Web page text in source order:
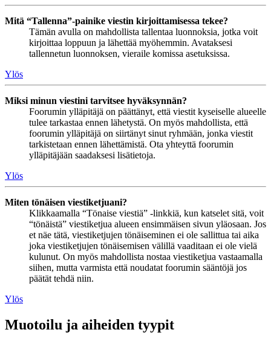
Mitä “Tallenna”-painike viestin kirjoittamisessa tekee?
Tämän avulla on mahdollista tallentaa luonnoksia, jotka voit
kirjoittaa loppuun ja lähettää myöhemmin. Avataksesi
tallennetun luonnoksen, vieraile komissa asetuksissa.
Ylös
Miksi minun viestini tarvitsee hyväksynnän?
Foorumin ylläpitäjä on päättänyt, että viestit kyseiselle alueelle
tulee tarkastaa ennen lähetystä. On myös mahdollista, että
foorumin ylläpitäjä on siirtänyt sinut ryhmään, jonka viestit
tarkistetaan ennen lähettämistä. Ota yhteyttä foorumin
ylläpitäjään saadaksesi lisätietoja.
Ylös
Miten tönäisen viestiketjuani?
Klikkaamalla “Tönaise viestiä” -linkkiä, kun katselet sitä, voit
“tönäistä” viestiketjua alueen ensimmäisen sivun yläosaan. Jos
et näe tätä, viestiketjujen tönäiseminen ei ole sallittua tai aika
joka viestiketjujen tönäisemisen välillä vaaditaan ei ole vielä
kulunut. On myös mahdollista nostaa viestiketjua vastaamalla
siihen, mutta varmista että noudatat foorumin sääntöjä jos
päätät tehdä niin.
Ylös
Muotoilu ja aiheiden tyypit